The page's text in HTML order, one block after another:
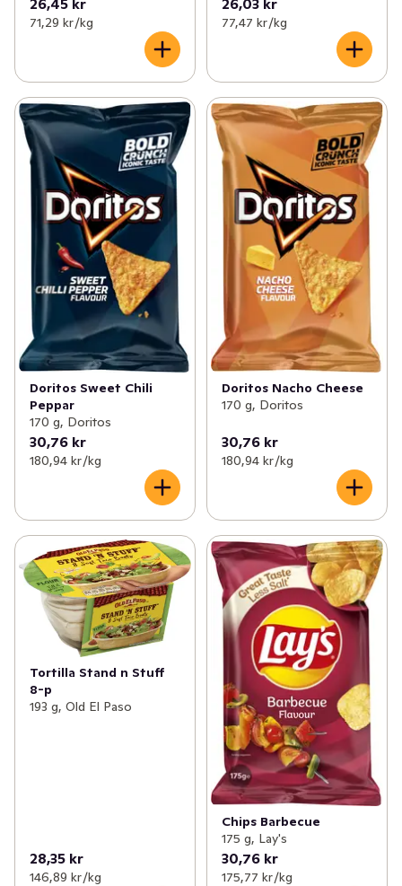
71,29 kr /kg 77,47 kr /kg
Doritos Sweet Chili
Peppar
170 g, Doritos
30,76 kr
180,94 kr /kg
Doritos Nacho Cheese
170 g, Doritos
30,76 kr
180,94 kr /kg
Tortilla Stand n Stuff
8-p
193 g, Old El Paso
28,35 kr
146,89 kr /kg
Chips Barbecue
175 g, Lay's
30,76 kr
175,77 kr /kg